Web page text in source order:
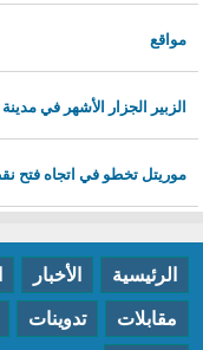
مواقع
الزبير الجزار الأشهر في
موريتل تخطو في اتجاه فتح
الرئيسية الأخبار
مقابلات تدوينات